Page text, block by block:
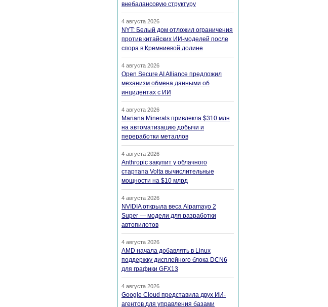
внебалансовую структуру
4 августа 2026
NYT: Белый дом отложил ограничения
против китайских ИИ-моделей после
спора в Кремниевой долине
4 августа 2026
Open Secure AI Alliance предложил
механизм обмена данными об
инцидентах с ИИ
4 августа 2026
Mariana Minerals привлекла $310 млн
на автоматизацию добычи и
переработки металлов
4 августа 2026
Anthropic закупит у облачного
стартапа Volta вычислительные
мощности на $10 млрд
4 августа 2026
NVIDIA открыла веса Alpamayo 2
Super — модели для разработки
автопилотов
4 августа 2026
AMD начала добавлять в Linux
поддержку дисплейного блока DCN6
для графики GFX13
4 августа 2026
Google Cloud представила двух ИИ-
агентов для управления базами